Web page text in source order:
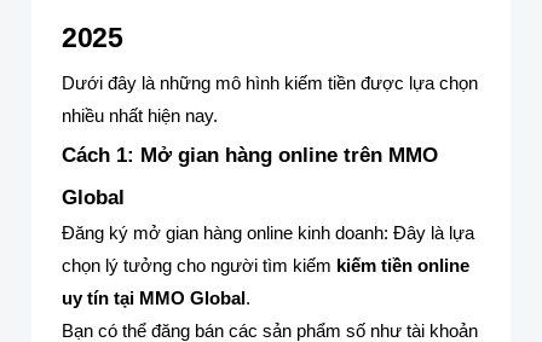
2025
Dưới đây là những mô hình kiếm tiền được lựa chọn
nhiều nhất hiện nay.
Cách 1: Mở gian hàng online trên MMO
Global
Đăng ký mở gian hàng online kinh doanh: Đây là lựa
chọn lý tưởng cho người tìm kiếm kiếm tiền online
uy tín tại MMO Global .
Bạn có thể đăng bán các sản phẩm số như tài khoản